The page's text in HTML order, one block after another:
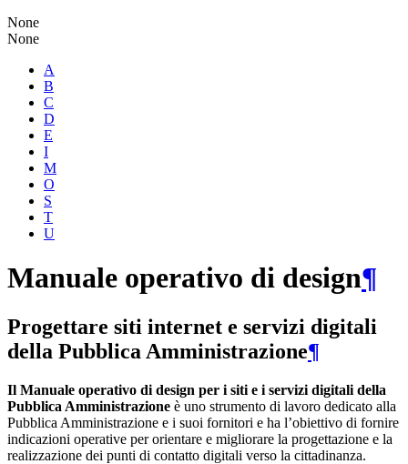
None
None
A
B
C
D
E
I
M
O
S
T
U
Manuale operativo di design¶
Progettare siti internet e servizi digitali
della Pubblica Amministrazione¶
Il Manuale operativo di design per i siti e i servizi digitali della
Pubblica Amministrazione è uno strumento di lavoro dedicato alla
Pubblica Amministrazione e i suoi fornitori e ha l’obiettivo di fornire
indicazioni operative per orientare e migliorare la progettazione e la
realizzazione dei punti di contatto digitali verso la cittadinanza.